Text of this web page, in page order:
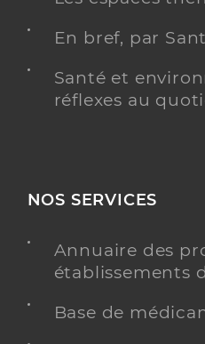
En bref, par
Santé et
réflexes au
NOS SERVICES
Annuaire des
établissements
Base de